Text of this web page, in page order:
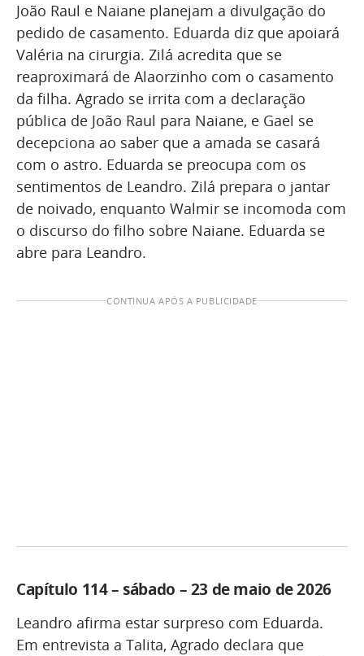
João Raul e Naiane planejam a divulgação do
pedido de casamento. Eduarda diz que apoiará
Valéria na cirurgia. Zilá acredita que se
reaproximará de Alaorzinho com o casamento
da filha. Agrado se irrita com a declaração
pública de João Raul para Naiane, e Gael se
decepciona ao saber que a amada se casará
com o astro. Eduarda se preocupa com os
sentimentos de Leandro. Zilá prepara o jantar
de noivado, enquanto Walmir se incomoda com
o discurso do filho sobre Naiane. Eduarda se
abre para Leandro.
CONTINUA APÓS A PUBLICIDADE
Capítulo 114 – sábado – 23 de maio de 2026
Leandro afirma estar surpreso com Eduarda.
Em entrevista a Talita, Agrado declara que